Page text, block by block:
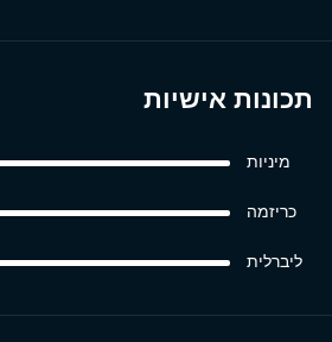
תכונות אישיות
מיניות
כריזמה
ליברלית